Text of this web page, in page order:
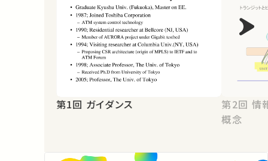
第1回 ガイダンス
第2回 情報通信ネットワークの基本
概念